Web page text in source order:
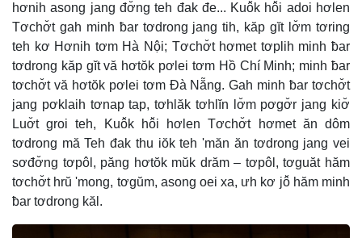
hơnih asong jang đơ̆ng teh đak đe... Kuô̆k hô̆i adoi hơlen
Tơchơ̆t gah minh ƀar tơdrong jang tih, kăp gĭt lơ̆m tơring
teh kơ Hơnih tơm Hà Nội; Tơchơ̆t hơmet tơplih minh ƀar
tơdrong kăp gĭt vă hơtŏk pơlei tơm Hồ Chí Minh; minh ƀar
tơchơ̆t vă hơtŏk pơlei tơm Đà Nẵng. Gah minh ƀar tơchơ̆t
jang pơklaih tơnap tap, tơhlăk tơhlĭn lơ̆m pơgơ̆r jang kiơ̆
Luơ̆t groi teh, Kuô̆k hô̆i hơlen Tơchơ̆t hơmet ăn dôm
tơdrong mă Teh đak thu iŏk teh 'măn ăn tơdrong jang vei
sơđơ̆ng tơpôl, păng hơtŏk mŭk drăm – tơpôl, tơguăt hăm
tơchơ̆t hrŭ 'mong, tơgŭm, asong oei xa, ưh kơ jô̆ hăm minh
ƀar tơdrong kăl.